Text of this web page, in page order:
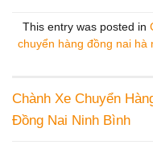
This entry was posted in
chuyển hàng đồng nai hà
Chành Xe Chuyển
Đồng Nai Ninh Bình